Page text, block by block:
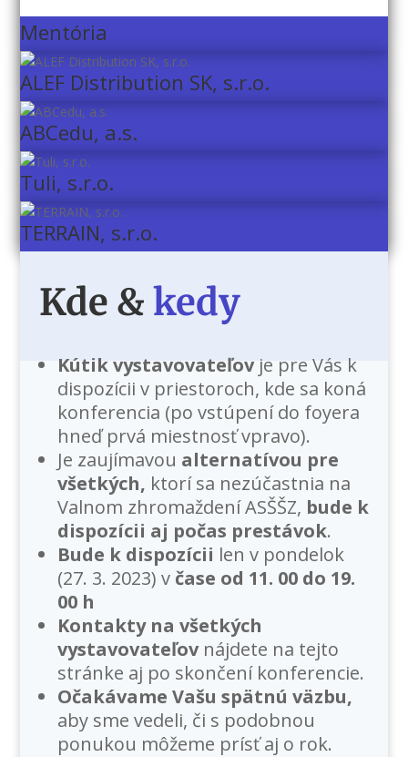
Mentória
ALEF Distribution SK, s.r.o.
ABCedu, a.s.
Tuli, s.r.o.
TERRAIN, s.r.o.
Kde & kedy
Kútik vystavovateľovje pre Vás k
dispozícii v priestoroch, kde sa koná
konferencia (po vstúpení do foyera
hneď prvá miestnosť vpravo).
Je zaujímavou alternatívou pre
všetkých, ktorí sa nezúčastnia na
Valnom zhromaždení ASŠŠZ, bude k
dispozícii aj počas prestávok.
Bude k dispozícii len v pondelok
(27. 3. 2023) včase od 11. 00 do 19.
00 h
Kontakty na všetkých
vystavovateľovnájdete na tejto
stránke aj po skončení konferencie.
Očakávame Vašu spätnú väzbu,
aby sme vedeli, či s podobnou
ponukou môžeme prísť aj o rok.